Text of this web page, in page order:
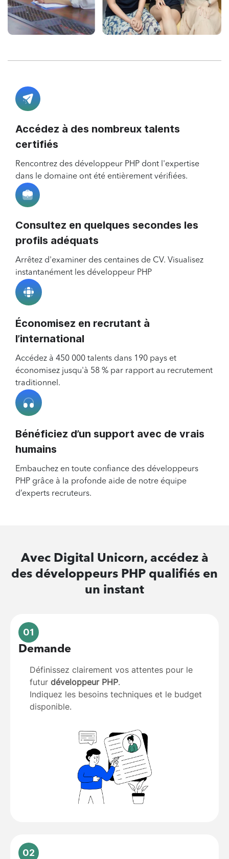
Accédez à des nombreux talents
certifiés
Rencontrez des développeur PHP dont l'expertise
dans le domaine ont été entièrement vérifiées.
Consultez en quelques secondes les
profils adéquats
Arrêtez d'examiner des centaines de CV. Visualisez
instantanément les développeur PHP
Économisez en recrutant à
l’international
Accédez à 450 000 talents dans 190 pays et
économisez jusqu'à 58 % par rapport au recrutement
traditionnel.
Bénéficiez d’un support avec de vrais
humains
Embauchez en toute confiance des développeurs
PHP grâce à la profonde aide de notre équipe
d’experts recruteurs.
Avec Digital Unicorn, accédez à
des développeurs PHP qualifiés en
un instant
01
Demande
Définissez clairement vos attentes pour le
futur développeur PHP.
Indiquez les besoins techniques et le budget
disponible.
02